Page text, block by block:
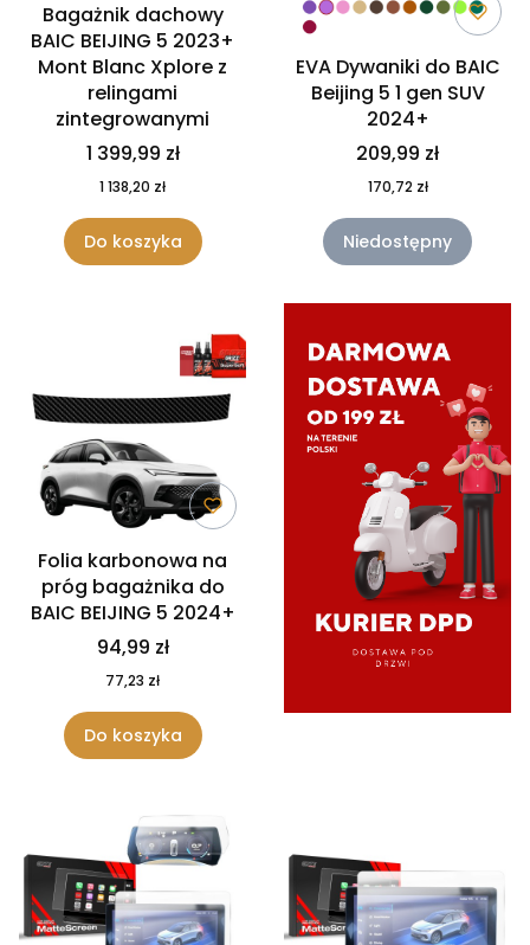
Bagażnik dachowy
BAIC BEIJING 5 2023+
Mont Blanc Xplore z
relingami
zintegrowanymi
1 399,99 zł
1 138,20 zł
Do koszyka
EVA Dywaniki do BAIC
Beijing 5 1 gen SUV
2024+
209,99 zł
170,72 zł
Niedostępny
Folia karbonowa na
próg bagażnika do
BAIC BEIJING 5 2024+
94,99 zł
77,23 zł
Do koszyka